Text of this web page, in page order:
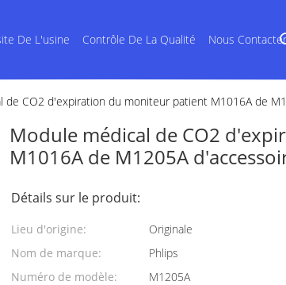
De L'usine Contrôle De La Qualité Nous Contacter
de CO2 d'expiration du moniteur patient M1016A de
Module médical de CO2
M1016A de M1205A
Détails sur le produit:
Lieu d'origine:
Originale
Nom de marque:
Phlips
Numéro de modèle:
M1205A